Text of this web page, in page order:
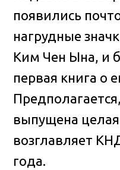
появились
нагрудные
Ким Чен Ына, и
первая книга о
выпущена
возглавляет
года.